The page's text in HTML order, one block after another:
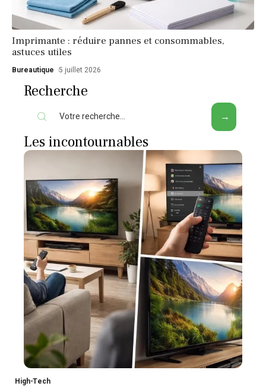
Imprimante : réduire pannes et consommables,
astuces utiles
Bureautique 5 juillet 2026
Recherche
Les incontournables
High-Tech